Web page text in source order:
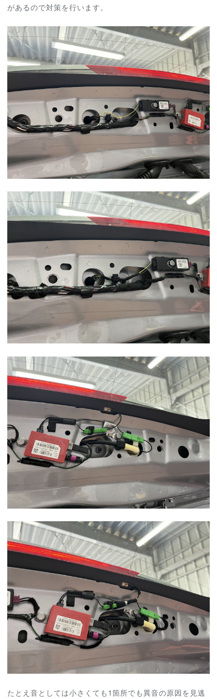
があるので対策を行います。
たとえ音としては小さくても1箇所でも異音の原因を見逃